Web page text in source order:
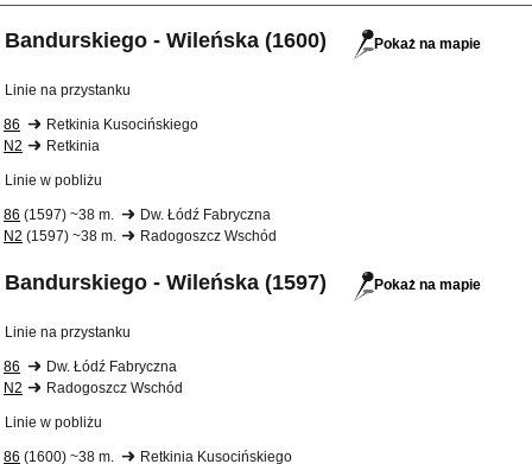
Bandurskiego - Wileńska (1600) Pokaż na mapie
Linie na przystanku
86
Retkinia Kusocińskiego
N2
Retkinia
Linie w pobliżu
86 (1597) ~38 m.
Dw. Łódź Fabryczna
N2 (1597) ~38 m. Radogoszcz Wschód
Bandurskiego - Wileńska (1597) Pokaż na mapie
Linie na przystanku
86
Dw. Łódź Fabryczna
N2
Radogoszcz Wschód
Linie w pobliżu
86 (1600) ~38 m. Retkinia Kusocińskiego